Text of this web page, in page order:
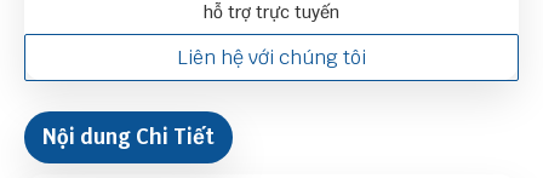
hỗ trợ trực tuyến
Liên hệ với chúng tôi
Nội dung Chi Tiết